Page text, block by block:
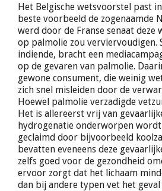
Het Belgische wetsvoorstel past
beste voorbeeld de zogenaamde
werd door de Franse senaat
op palmolie zou verviervoudigen.
indiende, bracht een
op de gevaren van palmolie.
gewone consument, die weinig
zich snel misleiden door de
Hoewel palmolie verzadigde
Het is allereerst vrij van
hydrogenatie onderworpen
geclaimd door bijvoorbeeld
bevatten eveneens deze
zelfs goed voor de gezondheid
ervoor zorgt dat het lichaam
dan bij andere typen vet het geval